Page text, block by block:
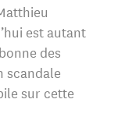
est autant
des
scandale
sur cette